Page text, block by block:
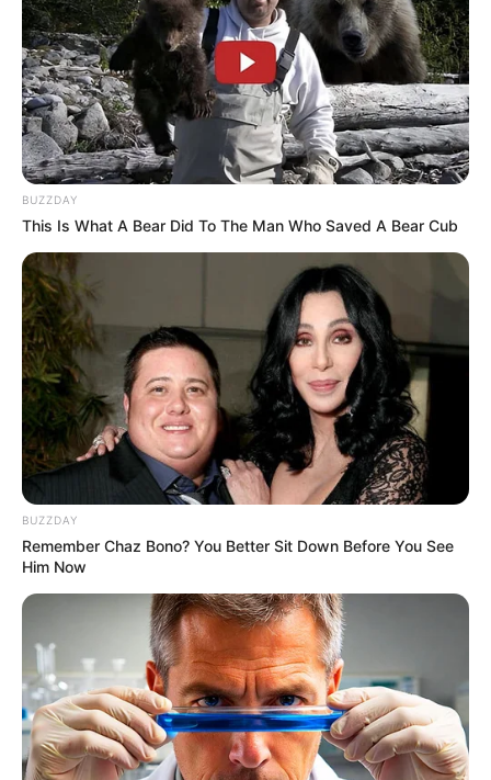
BUZZDAY
This Is What A Bear Did To The Man Who Saved A Bear Cub
BUZZDAY
Remember Chaz Bono? You Better Sit Down Before You See
Him Now